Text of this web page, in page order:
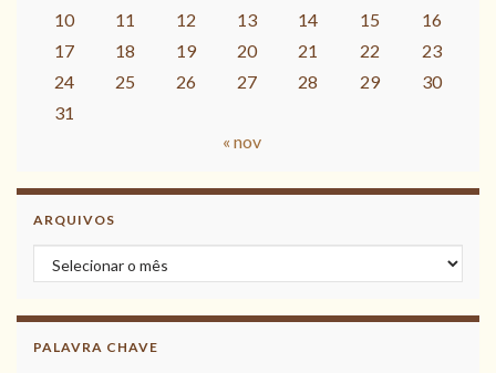
10
11 12 13 14 15
16
17
18 19 20 21 22
23
24
25 26 27 28 29
30
31
« nov
ARQUIVOS
Arquivos
PALAVRA CHAVE